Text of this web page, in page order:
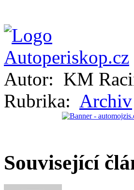
Autor: KM
Rubrika: Archiv
Související